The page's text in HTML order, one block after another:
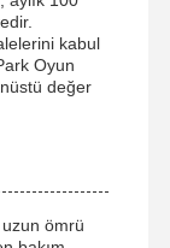
kabul
Oyun
değer
ömrü